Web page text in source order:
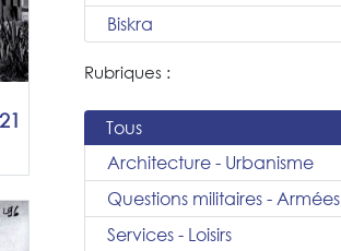
Biskra
Rubriques :
Tous
Architecture - Urbanisme
Questions militaires - Armées
Services - Loisirs